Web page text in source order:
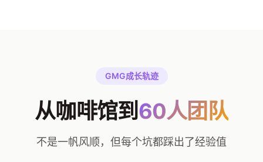
GMG成长轨迹
从咖啡馆到60人团队
不是一帆风顺，但每个坑都踩出了经验值